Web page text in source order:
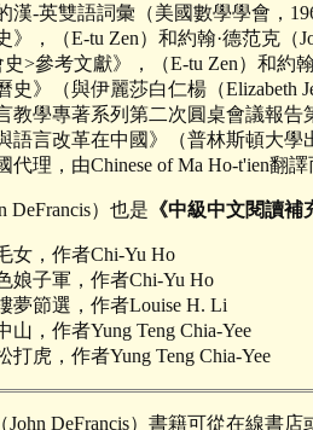
漢-英雙語詞彙（美國數學學會，
》，（E-tu Zen）和約翰·德范克（
史>參考文獻》，（E-tu Zen）和約
史》（與伊麗莎白仁楊（Elizabeth
教學專著系列第二次圓桌會議報告
語言改革在中國》（普林斯頓大學
代理，由Chinese of Ma Ho-t'ien翻
DeFrancis）也是 《中級中文閱讀補
女，作者Chi-Yu Ho
娘子軍，作者Chi-Yu Ho
夢節選，作者Louise H. Li
山，作者Yung Teng Chia-Yee
打虎，作者Yung Teng Chia-Yee
John DeFrancis）書籍可從在線書店